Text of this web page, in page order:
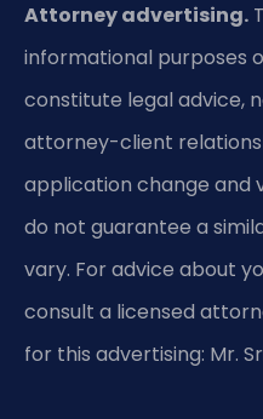
Attorney advertising.
informational purposes
constitute legal advice,
attorney-client
application change and
do not guarantee a
vary. For advice about
consult a licensed
for this advertising: Mr.